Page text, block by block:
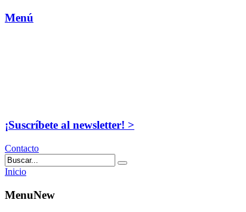
Menú
¡Suscríbete al newsletter! >
Contacto
Inicio
MenuNew